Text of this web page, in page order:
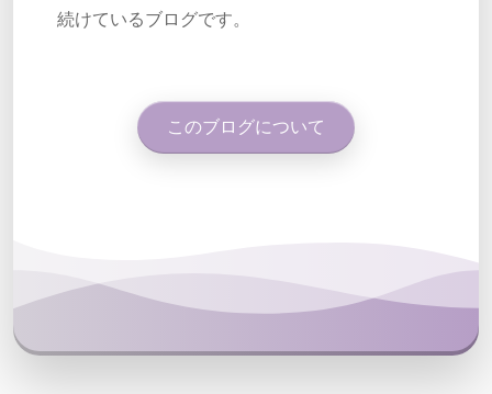
続けているブログです。
このブログについて